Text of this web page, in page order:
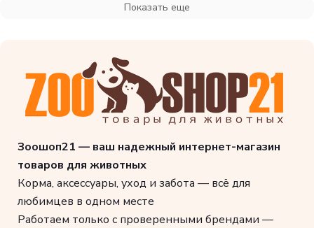
Показать еще
Зоошоп21 — ваш надежный интернет-магазин
товаров для животных
Корма, аксессуары, уход и забота — всё для
любимцев в одном месте
Работаем только с проверенными брендами —